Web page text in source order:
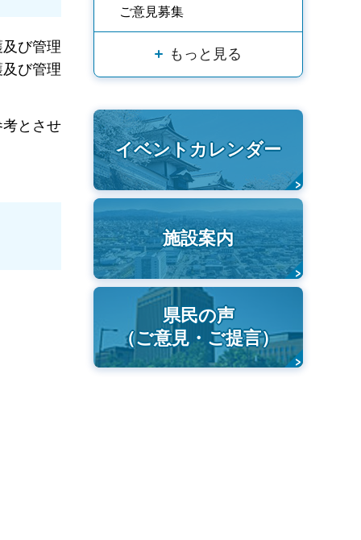
び管理
び管理
とさせ
ご意見募集
もっと見る
イベントカレンダー
施設案内
県民の声
（ご意見・ご提言）